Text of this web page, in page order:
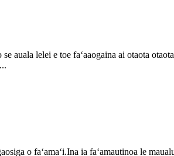
auala lelei e toe faʻaaogaina ai otaota
o faʻamaʻi.Ina ia faʻamautinoa le